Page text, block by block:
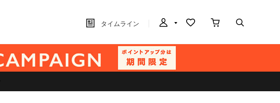
タイムライン